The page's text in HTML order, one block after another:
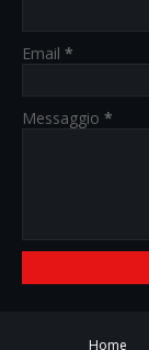
Email *
Messaggio *
Home